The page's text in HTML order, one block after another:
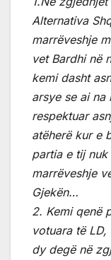
Alternativa
marrëveshje
vet Bardhi në
kemi dasht
arsye se ai na
respektuar
atëherë kur e
partia e tij nuk
marrëveshje
Gjekën…
2. Kemi qenë
votuara të
dy degë në